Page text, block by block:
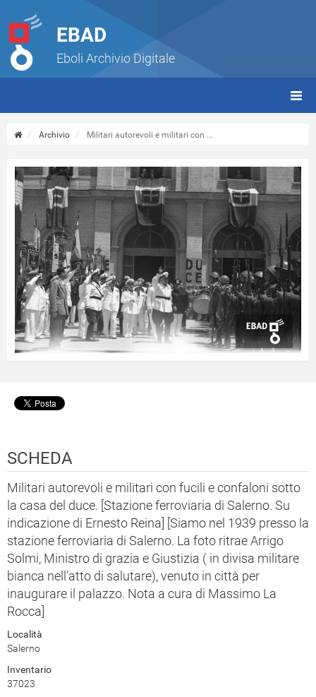
EBAD
Eboli Archivio Digitale
Archivio Militari autorevoli e militari con ...
SCHEDA
Militari autorevoli e militari con fucili e confaloni sotto
la casa del duce. [Stazione ferroviaria di Salerno. Su
indicazione di Ernesto Reina] [Siamo nel 1939 presso la
stazione ferroviaria di Salerno. La foto ritrae Arrigo
Solmi, Ministro di grazia e Giustizia ( in divisa militare
bianca nell'atto di salutare), venuto in città per
inaugurare il palazzo. Nota a cura di Massimo La
Rocca]
Località
Salerno
Inventario
37023